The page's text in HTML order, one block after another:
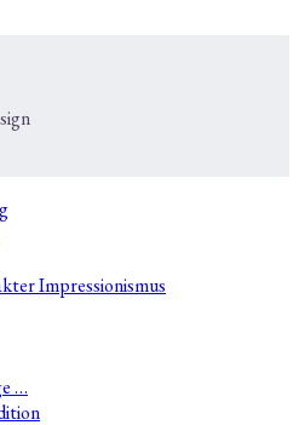
Impressionismus
…